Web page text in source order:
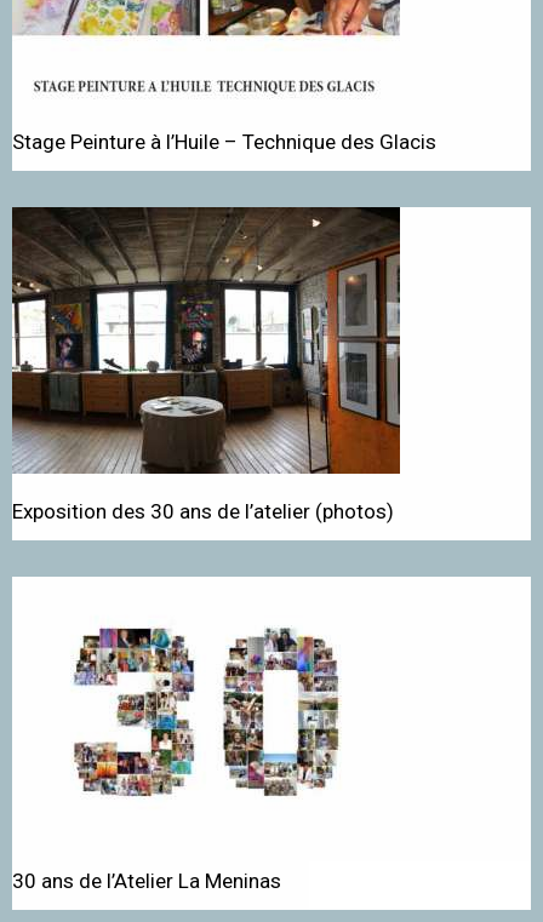
Stage Peinture à l’Huile – Technique des Glacis
Exposition des 30 ans de l’atelier (photos)
30 ans de l’Atelier La Meninas